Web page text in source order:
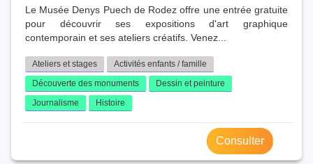
Le Musée Denys Puech de Rodez offre une entrée gratuite
pour découvrir ses expositions d'art graphique
contemporain et ses ateliers créatifs. Venez...
Ateliers et stages
Activités enfants / famille
Découverte des monuments
Dessin et peinture
Journalisme
Histoire
Consulter